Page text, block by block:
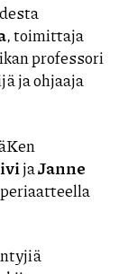
, toimittaja
professori
ja ohjaaja
jaJanne